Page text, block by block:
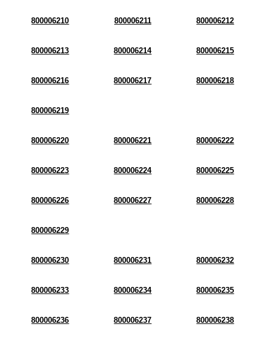
800006210 800006211 800006212
800006213 800006214 800006215
800006216 800006217 800006218
800006219
800006220 800006221 800006222
800006223 800006224 800006225
800006226 800006227 800006228
800006229
800006230 800006231 800006232
800006233 800006234 800006235
800006236 800006237 800006238